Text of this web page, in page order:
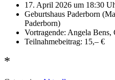
17. April 2026 um 18:30
Geburtshaus Paderborn
Paderborn)
Vortragende: Angela
Teilnahmebeitrag: 15,– €
*